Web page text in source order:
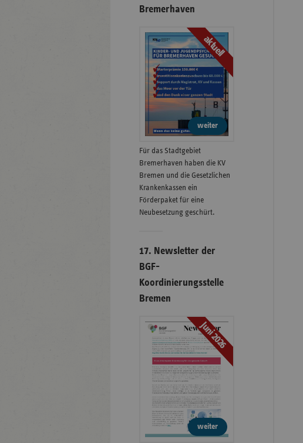
Bremerhaven
aktuell
weiter
Für das Stadtgebiet
Bremerhaven haben die KV
Bremen und die Gesetzlichen
Krankenkassen ein
Förderpaket für eine
Neubesetzung geschürt.
17. Newsletter der
BGF-
Koordinierungsstelle
Bremen
Juni 2026
weiter